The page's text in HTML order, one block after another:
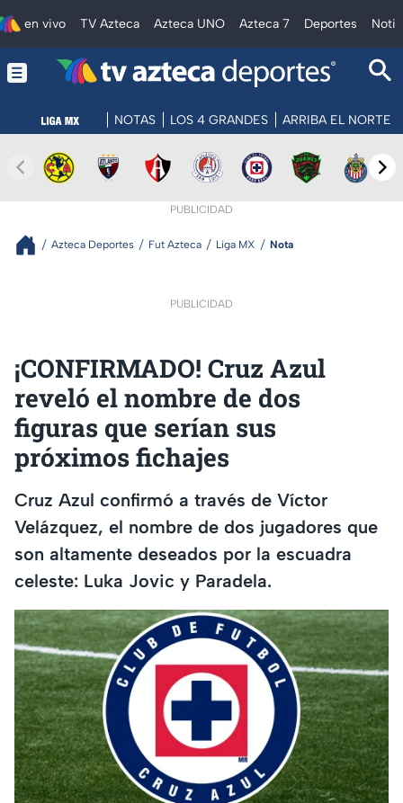
en vivo TV Azteca Azteca UNO Azteca 7 Deportes
NOTAS LOS 4 GRANDES ARRIBA EL NORTE
PUBLICIDAD
Azteca Deportes Fut Azteca Liga MX Nota
PUBLICIDAD
¡CONFIRMADO! Cruz Azul
reveló el nombre de dos
figuras que serían sus
próximos fichajes
Cruz Azul confirmó a través de Víctor
Velázquez, el nombre de dos jugadores que
son altamente deseados por la escuadra
celeste: Luka Jovic y Paradela.